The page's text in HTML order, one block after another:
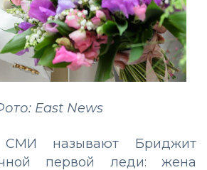
East News
СМИ называют Бриджит
первой леди: жена